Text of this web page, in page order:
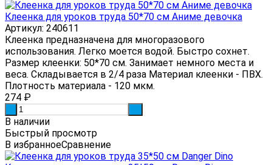
Клеенка для уроков труда 50*70 см Аниме девочка
Артикул: 240611
Клеенка предназначена для многоразового
использования. Легко моется водой. Быстро сохнет.
Размер клеенки: 50*70 см. Занимает немного места и
веса. Складывается в 2/4 раза Материал клеенки - ПВХ.
Плотность материала - 120 мкм.
274 ₽
В наличии
Быстрый просмотр
В избранноеСравнение